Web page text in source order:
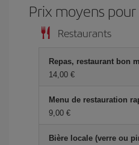
Prix ​​moyens
Restaurants
Repas, restaurant bon
14,00 €
Menu de restauration
9,00 €
Bière locale (verre ou